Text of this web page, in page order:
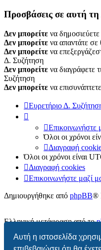
Αυτή η ιστοσελίδα
Προσβάσεις σε αυτή
Δεν μπορείτε να
Δεν μπορείτε να απαντάτε
Δεν μπορείτε να
Δ. Συζήτηση
Δεν μπορείτε να διαγράφετε
Συζήτηση
Δεν μπορείτε να
Ευρετήριο Δ.
Επικοινωνήστε
Όλοι οι χρόνοι
Διαγραφή
Όλοι οι χρόνοι είναι
Διαγραφή cookies
Επικοινωνήστε μαζί
Δημιουργήθηκε από phpBB®
Ελληνική μετάφραση από το
Απόρρητο |Όροι